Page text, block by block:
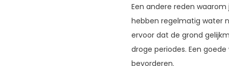
Een andere reden
hebben regelmatig water
ervoor dat de grond
droge periodes. Een
bevorderen.